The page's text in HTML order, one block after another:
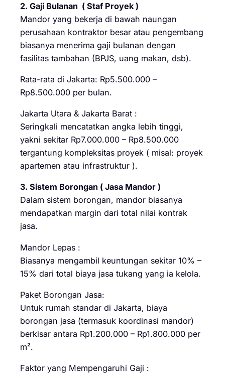
2. Gaji Bulanan ( Staf Proyek )
Mandor yang bekerja di bawah naungan
perusahaan kontraktor besar atau pengembang
biasanya menerima gaji bulanan dengan
fasilitas tambahan (BPJS, uang makan, dsb).
Rata-rata di Jakarta: Rp5.500.000 –
Rp8.500.000 per bulan.
Jakarta Utara & Jakarta Barat :
Seringkali mencatatkan angka lebih tinggi,
yakni sekitar Rp7.000.000 – Rp8.500.000
tergantung kompleksitas proyek ( misal: proyek
apartemen atau infrastruktur ).
3. Sistem Borongan ( Jasa Mandor )
Dalam sistem borongan, mandor biasanya
mendapatkan margin dari total nilai kontrak
jasa.
Mandor Lepas :
Biasanya mengambil keuntungan sekitar 10% –
15% dari total biaya jasa tukang yang ia kelola.
Paket Borongan Jasa:
Untuk rumah standar di Jakarta, biaya
borongan jasa (termasuk koordinasi mandor)
berkisar antara Rp1.200.000 – Rp1.800.000 per
m².
Faktor yang Mempengaruhi Gaji :